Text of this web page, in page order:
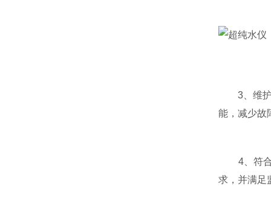
3、维护
能，减少故
4、符合
求，并满足